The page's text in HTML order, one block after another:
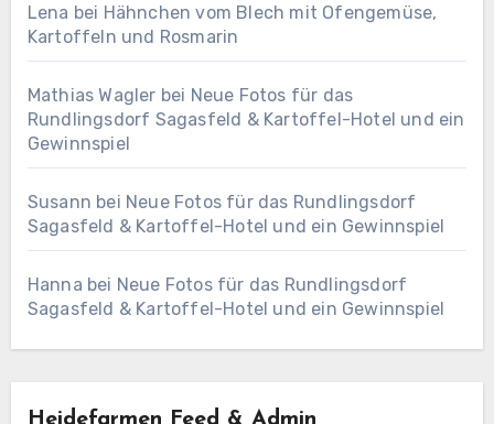
Lena bei Hähnchen vom Blech mit Ofengemüse,
Kartoffeln und Rosmarin
Mathias Wagler bei Neue Fotos für das
Rundlingsdorf Sagasfeld & Kartoffel-Hotel und ein
Gewinnspiel
Susann bei Neue Fotos für das Rundlingsdorf
Sagasfeld & Kartoffel-Hotel und ein Gewinnspiel
Hanna bei Neue Fotos für das Rundlingsdorf
Sagasfeld & Kartoffel-Hotel und ein Gewinnspiel
Heidefarmen Feed & Admin